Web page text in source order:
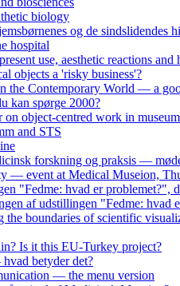
biology
og de sindslidendes
hospital
use, aesthetic reactions and
objects a 'risky business'?
the Contemporary World — a
kan spørge 2000?
object-centred work in
and STS
forskning og praksis —
— event at Medical Museion,
"Fedme: hvad er problemet?",
af udstillingen "Fedme: hvad
boundaries of scientific
Is it this EU-Turkey project?
betyder det?
— the menu version